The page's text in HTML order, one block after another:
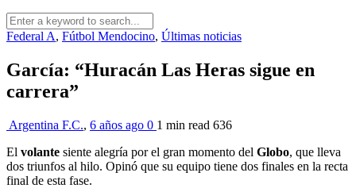
Federal A, Fútbol Mendocino, Últimas noticias
García: “Huracán Las Heras sigue en
carrera”
Argentina F.C., 6 años ago 0 1 min read 636
El volante siente alegría por el gran momento del Globo, que lleva
dos triunfos al hilo. Opinó que su equipo tiene dos finales en la recta
final de esta fase.